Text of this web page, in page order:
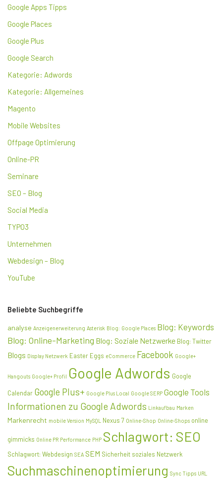
Google Apps Tipps
Google Places
Google Plus
Google Search
Kategorie: Adwords
Kategorie: Allgemeines
Magento
Mobile Websites
Offpage Optimierung
Online-PR
Seminare
SEO – Blog
Social Media
TYPO3
Unternehmen
Webdesign – Blog
YouTube
Beliebte Suchbegriffe
analyse Anzeigenerweiterung Asterisk Blog: Google Places Blog: Keywords
Blog: Online-Marketing Blog: Soziale Netzwerke Blog: Twitter
Blogs Display Netzwerk Easter Eggs eCommerce Facebook Google+
Hangouts Google+ Profil Google Adwords Google
Calendar Google Plus+ Google Plus Local Google SERP Google Tools
Informationen zu Google Adwords Linkaufbau Marken
Markenrecht mobile Version MySQL Nexus 7 Online-Shop Online-Shops online
gimmicks Online PR Performance PHP Schlagwort: SEO
Schlagwort: Webdesign SEA SEM Sicherheit soziales Netzwerk
Suchmaschinenoptimierung Sync Tipps URL